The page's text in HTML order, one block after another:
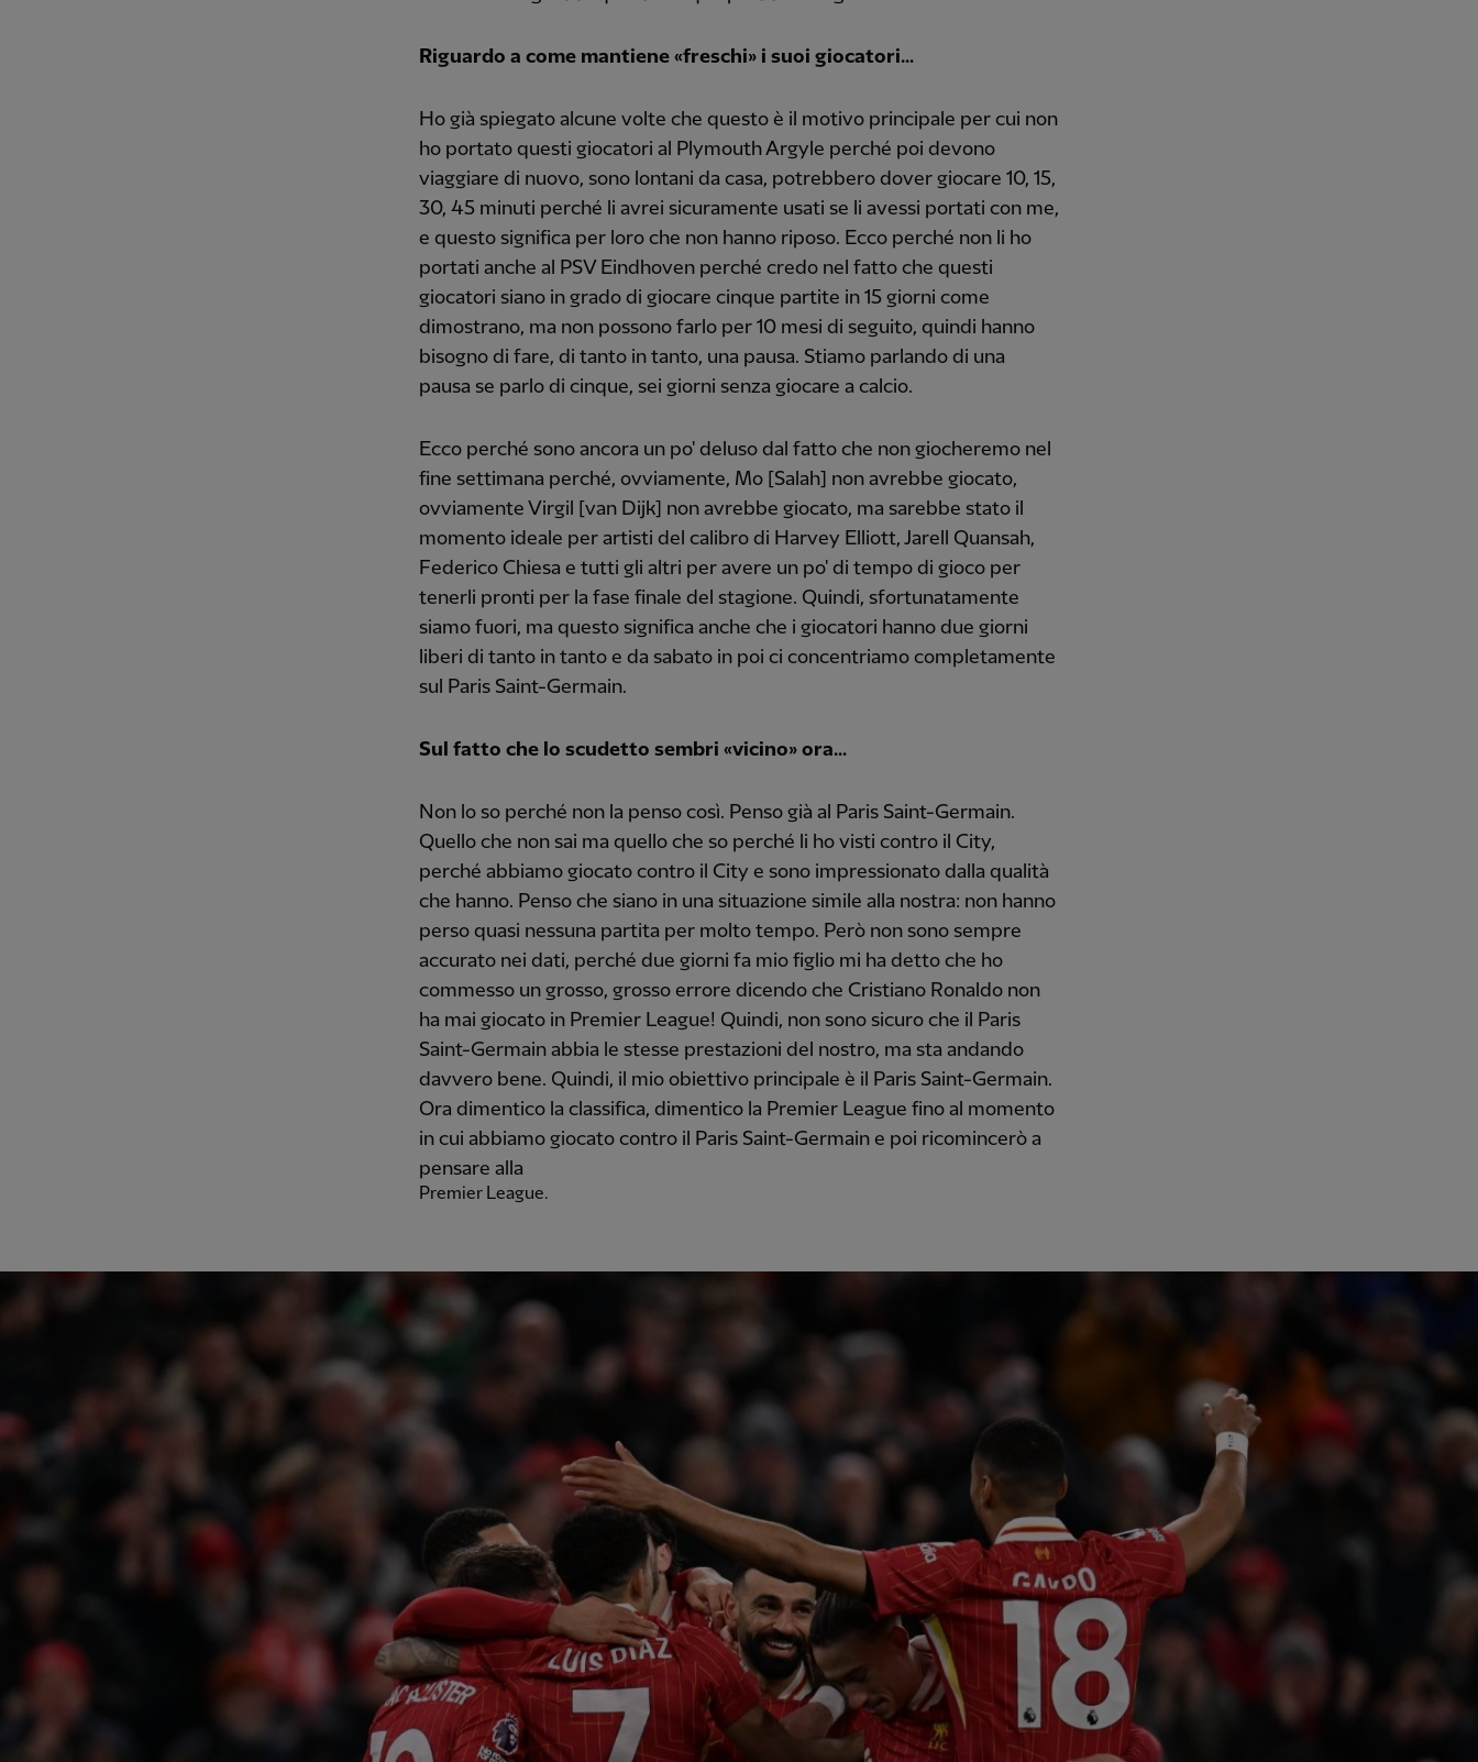
Riguardo a come mantiene «freschi» i suoi giocatori...
Ho già spiegato alcune volte che questo è il motivo principale per cui non
ho portato questi giocatori al Plymouth Argyle perché poi devono
viaggiare di nuovo, sono lontani da casa, potrebbero dover giocare 10, 15,
30, 45 minuti perché li avrei sicuramente usati se li avessi portati con me,
e questo significa per loro che non hanno riposo. Ecco perché non li ho
portati anche al PSV Eindhoven perché credo nel fatto che questi
giocatori siano in grado di giocare cinque partite in 15 giorni come
dimostrano, ma non possono farlo per 10 mesi di seguito, quindi hanno
bisogno di fare, di tanto in tanto, una pausa. Stiamo parlando di una
pausa se parlo di cinque, sei giorni senza giocare a calcio.
Ecco perché sono ancora un po' deluso dal fatto che non giocheremo nel
fine settimana perché, ovviamente, Mo [Salah] non avrebbe giocato,
ovviamente Virgil [van Dijk] non avrebbe giocato, ma sarebbe stato il
momento ideale per artisti del calibro di Harvey Elliott, Jarell Quansah,
Federico Chiesa e tutti gli altri per avere un po' di tempo di gioco per
tenerli pronti per la fase finale del stagione. Quindi, sfortunatamente
siamo fuori, ma questo significa anche che i giocatori hanno due giorni
liberi di tanto in tanto e da sabato in poi ci concentriamo completamente
sul Paris Saint-Germain.
Sul fatto che lo scudetto sembri «vicino» ora...
Non lo so perché non la penso così. Penso già al Paris Saint-Germain.
Quello che non sai ma quello che so perché li ho visti contro il City,
perché abbiamo giocato contro il City e sono impressionato dalla qualità
che hanno. Penso che siano in una situazione simile alla nostra: non hanno
perso quasi nessuna partita per molto tempo. Però non sono sempre
accurato nei dati, perché due giorni fa mio figlio mi ha detto che ho
commesso un grosso, grosso errore dicendo che Cristiano Ronaldo non
ha mai giocato in Premier League! Quindi, non sono sicuro che il Paris
Saint-Germain abbia le stesse prestazioni del nostro, ma sta andando
davvero bene. Quindi, il mio obiettivo principale è il Paris Saint-Germain.
Ora dimentico la classifica, dimentico la Premier League fino al momento
in cui abbiamo giocato contro il Paris Saint-Germain e poi ricomincerò a
pensare alla
Premier League.